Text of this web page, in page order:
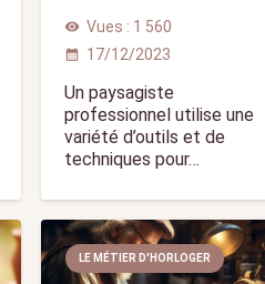
visibility Vues : 1 560
calendar_month 17/12/2023
Un paysagiste
professionnel utilise une
variété d’outils et de
techniques pour…
LE MÉTIER D'HORLOGER